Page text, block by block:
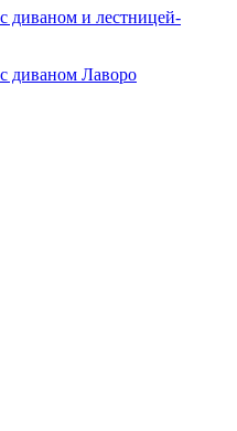
диваном и лестницей-
диваном Лаворо